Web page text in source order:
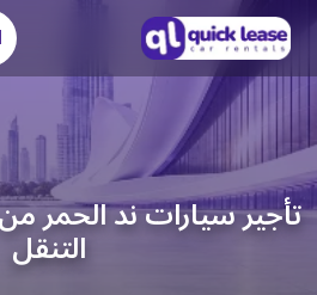
تأجير سيارات ند الحمر
التنقل